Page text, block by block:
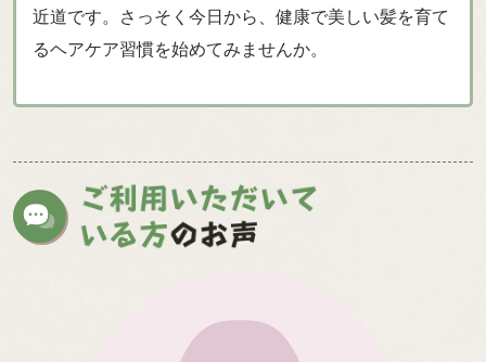
近道です。さっそく今日から、健康で美しい髪を育て
るヘアケア習慣を始めてみませんか。